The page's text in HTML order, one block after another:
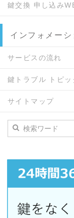
鍵交換 申し込み
インフォメーシ
サービスの流れ
鍵トラブル トピッ
サイトマップ